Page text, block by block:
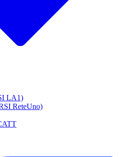
LA1)
ReteUno)